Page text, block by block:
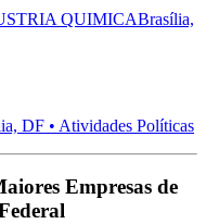
QUIMICABrasília,
DF • Atividades Políticas
Empresas de